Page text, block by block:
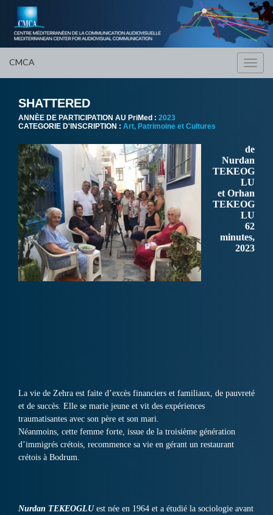
CMCA
SHATTERED
ANNÈE DE PARTICIPATION AU PriMed : 2023
CATEGORIE D'INSCRIPTION : Art, Patrimoine et Cultures
de
Nurdan
TEKEOG
LU
et Orhan
TEKEOG
LU
62
minutes,
2023
La vie de Zehra est faite d’excès financiers et familiaux, de pauvreté
et de succès. Elle se marie jeune et vit des expériences
traumatisantes avec son père et son mari.
Néanmoins, cette femme forte, issue de la troisième génération
d’immigrés crétois, recommence sa vie en gérant un restaurant
crétois à Bodrum.
Nurdan TEKEOGLUest née en 1964 et a étudié la sociologie avant